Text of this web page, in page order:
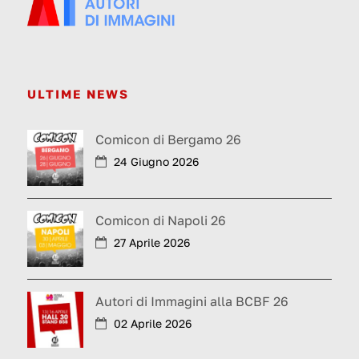
ULTIME NEWS
Comicon di Bergamo 26
24 Giugno 2026
Comicon di Napoli 26
27 Aprile 2026
Autori di Immagini alla BCBF 26
02 Aprile 2026